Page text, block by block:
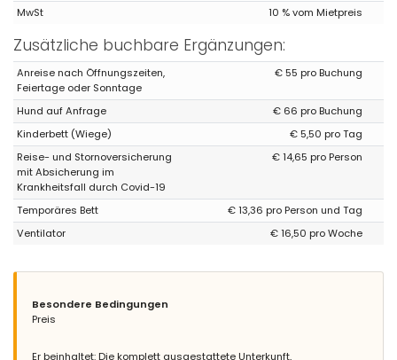
MwSt 10 % vom Mietpreis
Zusätzliche buchbare Ergänzungen:
Anreise nach Öffnungszeiten,
Feiertage oder Sonntage
€ 55 pro Buchung
Hund auf Anfrage
€ 66 pro Buchung
Kinderbett (Wiege)
€ 5,50 pro Tag
Reise- und Stornoversicherung
mit Absicherung im
Krankheitsfall durch Covid-19
€ 14,65 pro Person
Temporäres Bett
€ 13,36 pro Person und Tag
Ventilator
€ 16,50 pro Woche
Besondere Bedingungen
Preis
Er beinhaltet: Die komplett ausgestattete Unterkunft,